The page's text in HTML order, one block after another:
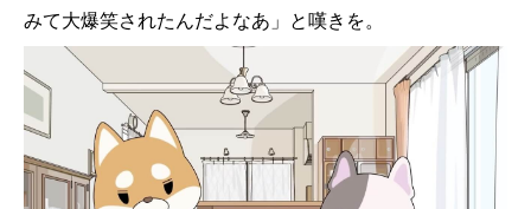
みて大爆笑されたんだよなあ」と嘆きを。